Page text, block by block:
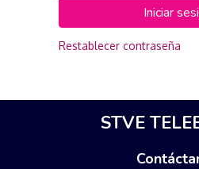
Iniciar
Restablecer contraseña
STVE